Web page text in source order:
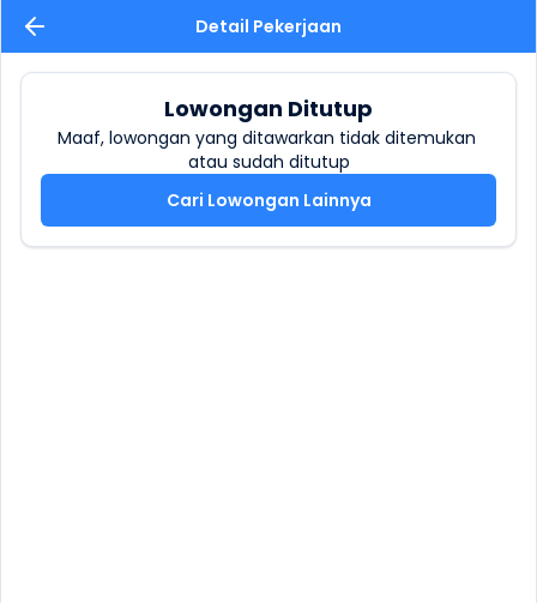
Detail Pekerjaan
Lowongan Ditutup
Maaf, lowongan yang ditawarkan tidak ditemukan
atau sudah ditutup
Cari Lowongan Lainnya